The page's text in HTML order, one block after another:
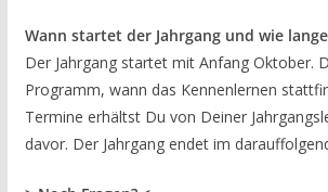
Wann startet der Jahrgang und wie
Der Jahrgang startet mit Anfang Oktober.
Programm, wann das Kennenlernen
Termine erhältst Du von Deiner
davor. Der Jahrgang endet im